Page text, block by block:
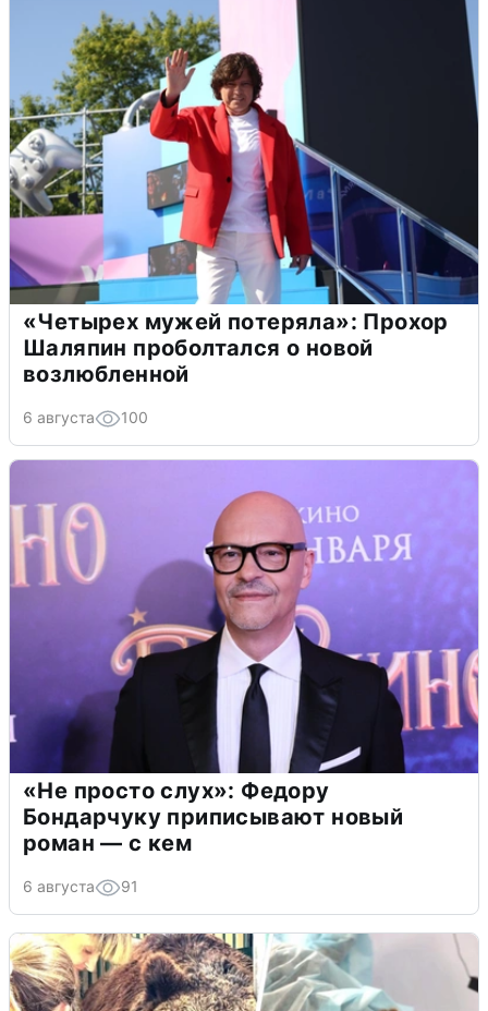
«Четырех мужей потеряла»: Прохор
Шаляпин проболтался о новой
возлюбленной
6 августа 100
«Не просто слух»: Федору
Бондарчуку приписывают новый
роман — с кем
6 августа 91